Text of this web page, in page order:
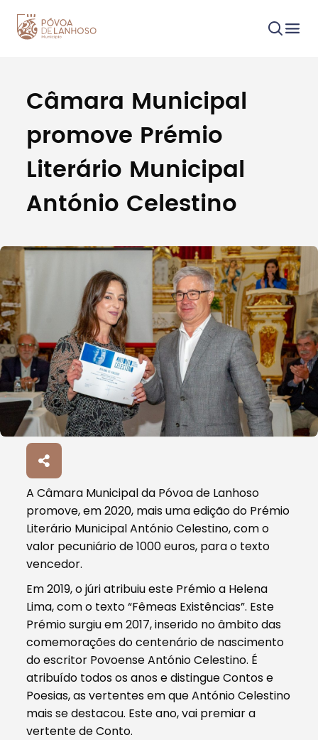
Procurar
Tipo de conteúdo
Filtros
Câmara Municipal
promove Prémio
Literário Municipal
António Celestino
A Câmara Municipal da Póvoa de Lanhoso
promove, em 2020, mais uma edição do Prémio
Literário Municipal António Celestino, com o
valor pecuniário de 1000 euros, para o texto
vencedor.
Em 2019, o júri atribuiu este Prémio a Helena
Lima, com o texto “Fêmeas Existências”. Este
Prémio surgiu em 2017, inserido no âmbito das
comemorações do centenário de nascimento
do escritor Povoense António Celestino. É
atribuído todos os anos e distingue Contos e
Poesias, as vertentes em que António Celestino
mais se destacou. Este ano, vai premiar a
vertente de Conto.